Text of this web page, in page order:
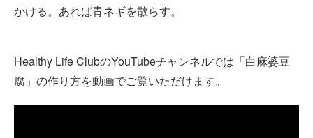
かける。あれば青ネギを散らす。
Healthy Life ClubのYouTubeチャンネルでは「白麻婆豆
腐」の作り方を動画でご覧いただけます。